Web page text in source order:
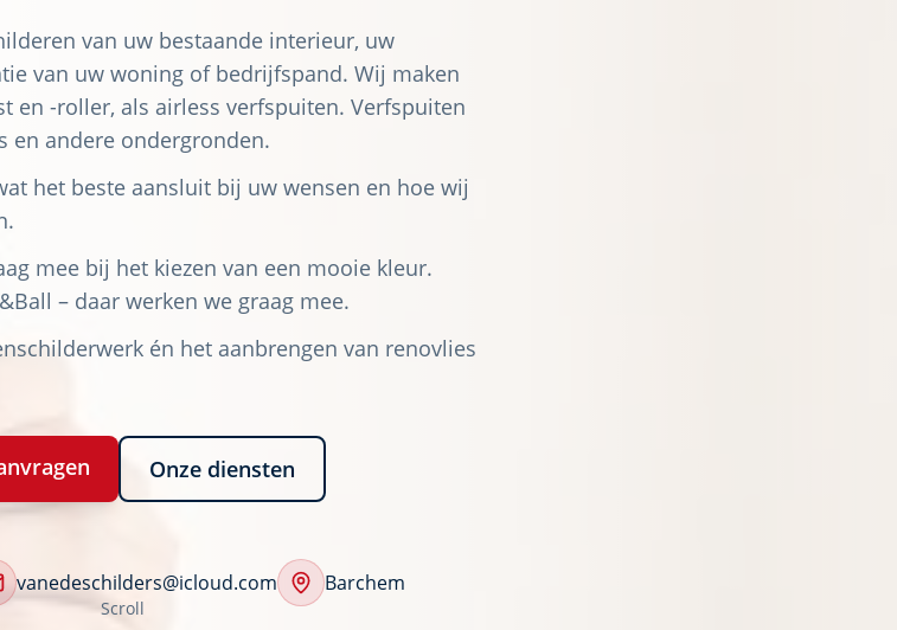
van uw bestaande interieur, uw
van uw woning of bedrijfspand. Wij maken
en -roller, als airless verfspuiten. Verfspuiten
en andere ondergronden.
het beste aansluit bij uw wensen en hoe wij
mee bij het kiezen van een mooie kleur.
– daar werken we graag mee.
én het aanbrengen van renovlies
Onze diensten
vanedeschilders@icloud.com Barchem
Scroll